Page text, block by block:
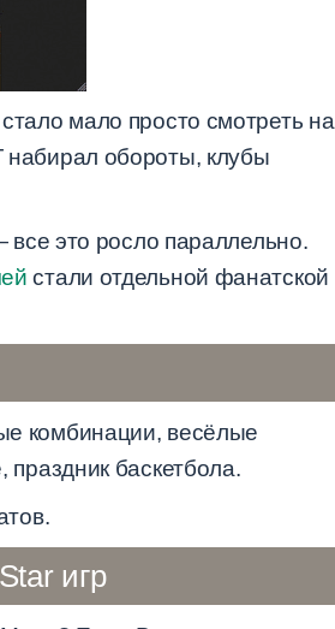
мало просто смотреть на
обороты, клубы
все это росло параллельно.
стали отдельной фанатской
комбинации, весёлые
баскетбола.
игр